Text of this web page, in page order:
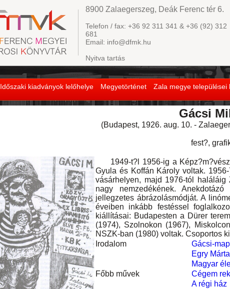
Időszaki kiadványok lelőhelye Megyetörténet Zala megye települései
8900 Zalaegerszeg, Deák Ferenc tér 6.
Telefon / fax: +36 92 311 341 & +36 (92) 312
681
Email: info@dfmk.hu
Nyitva tartás
Gácsi
(Budapest, 1926. aug. 10. -
fest?,
1949-t?l 1956-ig a
Gyula és Koffán Károly voltak.
vásárhelyen, majd 1976-tól
nagy nemzedékének.
jellegzetes ábrázolásmódját. A
éveiben inkább festéssel
kiállításai: Budapesten a Dürer
(1974), Szolnokon (1967),
NSZK-ban (1980) voltak. Csoportos
Irodalom
Gácsi-
Egry
Magyar
Főbb művek
Cégem
A régi ház